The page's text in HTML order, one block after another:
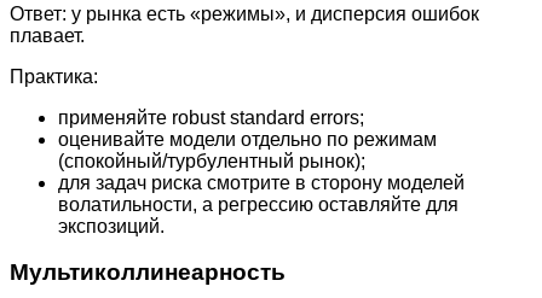
Ответ: у рынка есть «режимы», и дисперсия ошибок
плавает.
Практика:
применяйте robust standard errors;
оценивайте модели отдельно по режимам
(спокойный/турбулентный рынок);
для задач риска смотрите в сторону моделей
волатильности, а регрессию оставляйте для
экспозиций.
Мультиколлинеарность